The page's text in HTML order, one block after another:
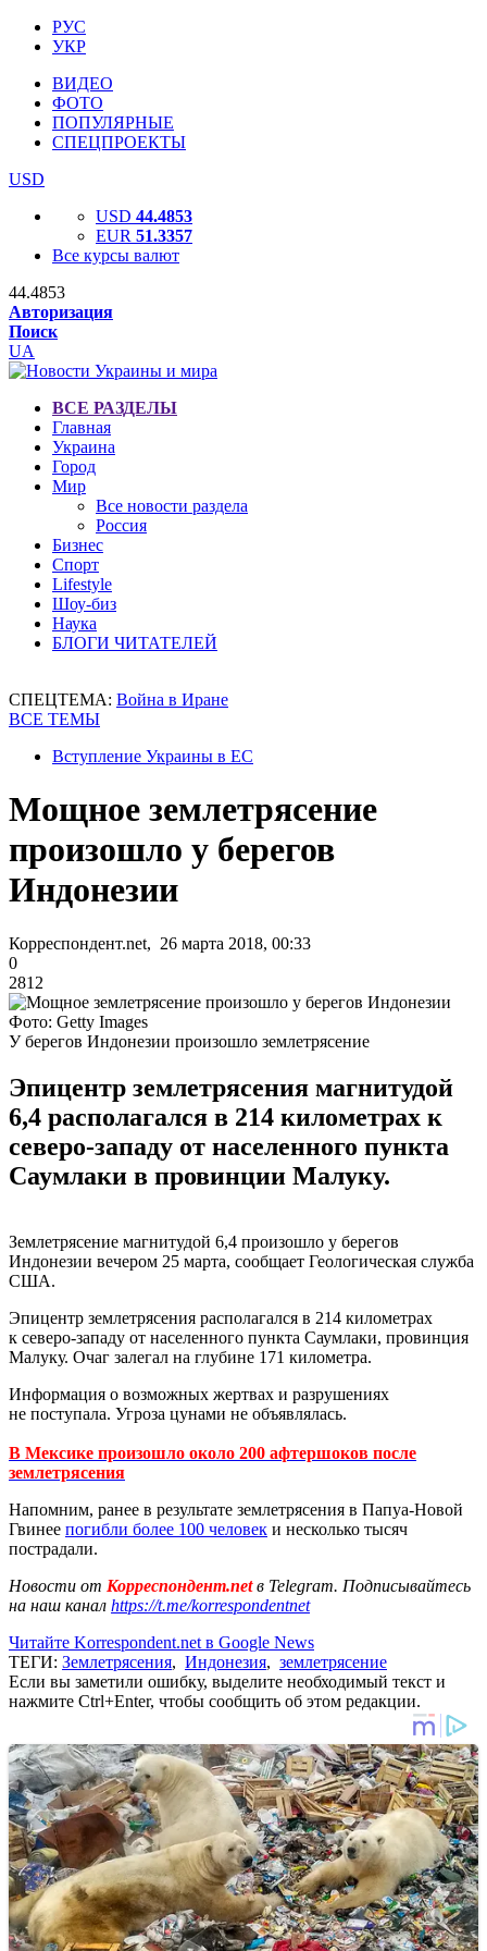
РУС
УКР
ВИДЕО
ФОТО
ПОПУЛЯРНЫЕ
СПЕЦПРОЕКТЫ
USD
USD 44.4853
EUR 51.3357
Все курсы валют
44.4853
Авторизация
Поиск
UA
ВСЕ РАЗДЕЛЫ
Главная
Украина
Город
Мир
Все новости раздела
Россия
Бизнес
Спорт
Lifestyle
Шоу-биз
Наука
БЛОГИ ЧИТАТЕЛЕЙ
СПЕЦТЕМА: Война в Иране
ВСЕ ТЕМЫ
Вступление Украины в ЕС
Мощное землетрясение
произошло у берегов
Индонезии
Корреспондент.net, 26 марта 2018, 00:33
0
2812
Фото: Getty Images
У берегов Индонезии произошло землетрясение
Эпицентр землетрясения магнитудой
6,4 располагался в 214 километрах к
северо-западу от населенного пункта
Саумлаки в провинции Малуку.
Землетрясение магнитудой 6,4 произошло у берегов
Индонезии вечером 25 марта, сообщает Геологическая служба
США.
Эпицентр землетрясения располагался в 214 километрах
к северо-западу от населенного пункта Саумлаки, провинция
Малуку. Очаг залегал на глубине 171 километра.
Информация о возможных жертвах и разрушениях
не поступала. Угроза цунами не объявлялась.
В Мексике произошло около 200 афтершоков после
землетрясения
Напомним, ранее в результате землетрясения в Папуа-Новой
Гвинее погибли более 100 человек и несколько тысяч
пострадали.
Новости от Корреспондент.netв Telegram. Подписывайтесь
на наш канал https://t.me/korrespondentnet
Читайте Korrespondent.net в Google News
ТЕГИ: Землетрясения, Индонезия, землетрясение
Если вы заметили ошибку, выделите необходимый текст и
нажмите Ctrl+Enter, чтобы сообщить об этом редакции.